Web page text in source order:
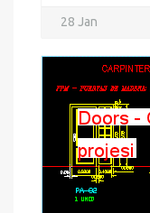
28 Jan